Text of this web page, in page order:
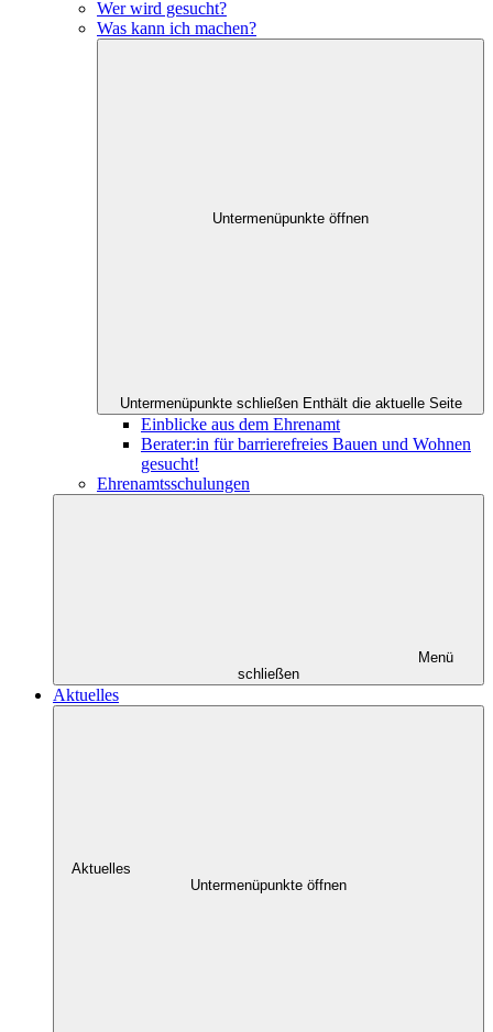
Wer wird gesucht?
Was kann ich machen?
Untermenüpunkte öffnen
Untermenüpunkte schließen Enthält die aktuelle Seite
Einblicke aus dem Ehrenamt
Berater:in für barrierefreies Bauen und Wohnen
gesucht!
Ehrenamtsschulungen
Menü
schließen
Aktuelles
Aktuelles
Untermenüpunkte öffnen